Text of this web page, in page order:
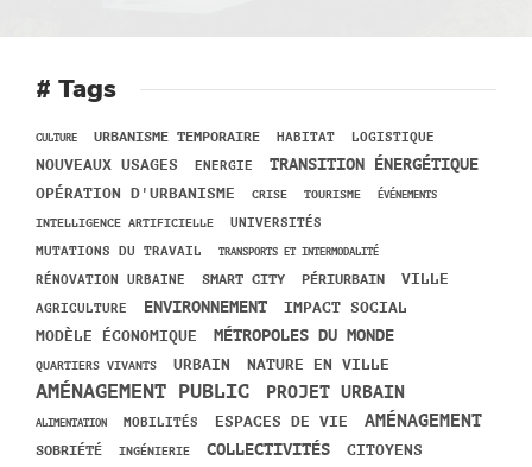
# Tags
CULTURE URBANISME TEMPORAIRE HABITAT LOGISTIQUE
NOUVEAUX USAGES ENERGIE TRANSITION ÉNERGÉTIQUE
OPÉRATION D'URBANISME CRISE TOURISME ÉVÉNEMENTS
INTELLIGENCE ARTIFICIELLE UNIVERSITÉS
MUTATIONS DU TRAVAIL TRANSPORTS ET INTERMODALITÉ
RÉNOVATION URBAINE SMART CITY PÉRIURBAIN VILLE
AGRICULTURE ENVIRONNEMENT
IMPACT SOCIAL
MODÈLE ÉCONOMIQUE
MÉTROPOLES DU MONDE
QUARTIERS VIVANTS URBAIN NATURE EN VILLE
AMÉNAGEMENT PUBLIC PROJET URBAIN
ALIMENTATION MOBILITÉS ESPACES DE VIE AMÉNAGEMENT
SOBRIÉTÉ INGÉNIERIE COLLECTIVITÉS CITOYENS